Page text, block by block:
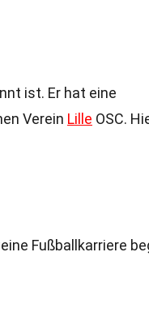
ist. Er hat eine
Verein Lille OSC.
Fußballkarriere